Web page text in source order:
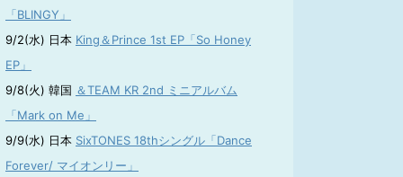
「BLINGY」
9/2(水) 日本 King＆Prince 1st EP「So Honey
EP」
9/8(火) 韓国 ＆TEAM KR 2nd ミニアルバム
「Mark on Me」
9/9(水) 日本 SixTONES 18thシングル「Dance
Forever/ マイオンリー」